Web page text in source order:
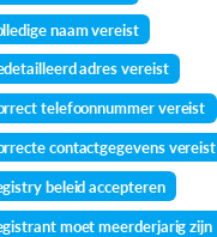
naam vereist
adres vereist
telefoonnummer vereist
contactgegevens vereist
beleid accepteren
moet meerderjarig zijn